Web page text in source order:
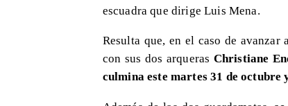
escuadra que dirige Luis Mena.
Resulta que, en el caso de
con sus dos arqueras Christiane
culmina este martes 31 de octubre